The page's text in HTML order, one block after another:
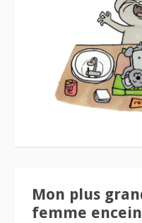
Mon plus
femme